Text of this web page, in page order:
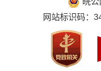
网站标识码：